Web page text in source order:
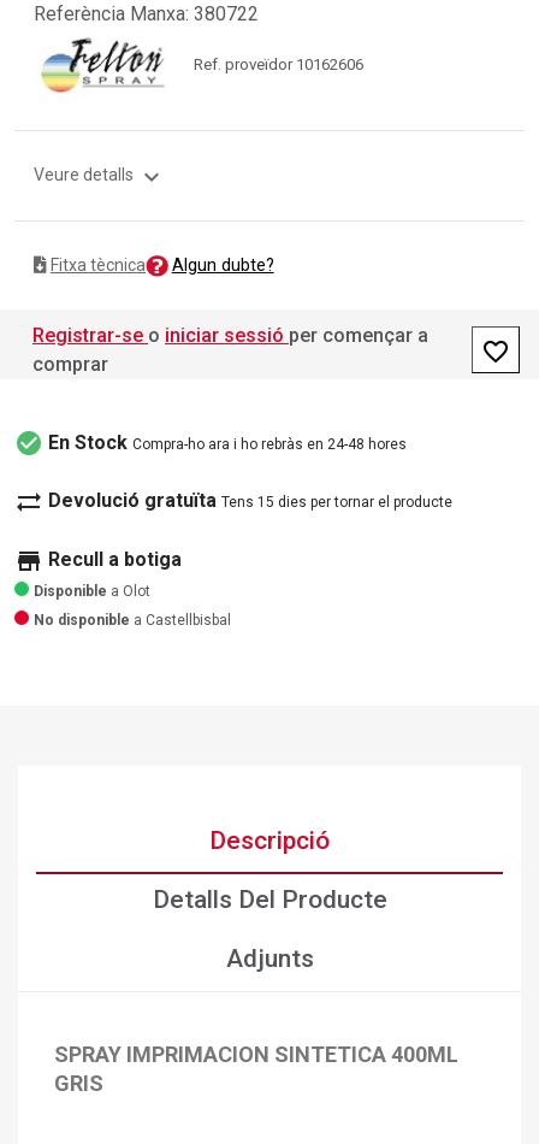
Crear una llista de desitjos ×
Connectar-se
Referència Manxa: 380722
Ref. proveïdor 10162606
Veure detalls expand_more
Fitxa tècnica Algun dubte?
Registrar-se o iniciar sessió per començar a
comprar
favorite_border
check_circle En Stock Compra-ho ara i ho rebràs en 24-48 hores
sync_alt Devolució gratuïta Tens 15 dies per tornar el producte
store Recull a botiga
Disponible a Olot
No disponible a Castellbisbal
Descripció
Detalls Del Producte
Adjunts
SPRAY IMPRIMACION SINTETICA 400ML
GRIS